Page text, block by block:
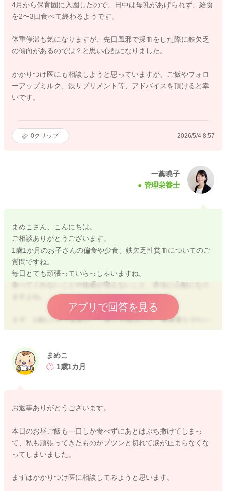
4月から保育園に入園したので、日中は母乳があげられず、給食
を2〜3口食べて終わるようです。
体重停滞も気になりますが、先日風邪で採血をした際に鉄欠乏
の傾向があるのでは？と思い心配になりました。
かかりつけ医にも相談しようと思っていますが、ご飯やフォロ
ーアップミルク、鉄サプリメント等、アドバイスを頂けると幸
いです。
0クリップ 2026/5/4 8:57
一藁暁子
管理栄養士
まめこさん、こんにちは。
ご相談ありがとうございます。
1歳1か月のお子さんの偏食や少食、鉄欠乏性貧血についてのご
質問ですね。
毎日とても頑張っていらっしゃいますね。
食べてくれないことや体重が増えないこと、本当に心配になり
まず、1歳1ヶ月で体重がここ数ヶ月横ばいで、食事量も少ない
場合は、一度小児科や偏食外来でしっかり見てもらうことが大
特に鉄不足が気になるとのことなので、食事だけで何とかしよ
うとせず、必要であればお薬で補うことも前向きに考えて良い
のに少し栄養を足すことを意識してみてくださいね。
を合わせるなど、無理なく取り入れられる形で十分です。
ミルクも、食後にこだわらず間食として取り入れてOKです。
い選択肢になります。
アプリで回答を見る
まめこ
1歳1カ月
お返事ありがとうございます。
本日のお昼ご飯も一口しか食べずにあとはぶち撒けてしまっ
て、私も頑張ってきたものがプツンと切れて涙が止まらなくな
ってしまいました。
まずはかかりつけ医に相談してみようと思います。